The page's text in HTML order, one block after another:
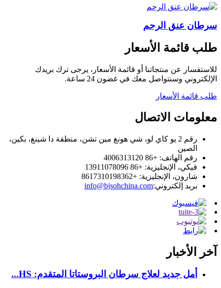
سرطان عنق الرحم
طلب قائمة الأسعار
للاستفسار عن منتجاتنا أو قائمة الأسعار، يرجى ترك بريدك
الإلكتروني وسنتواصل معك في غضون 24 ساعة.
طلب قائمة الأسعار
معلومات الاتصال
رقم 2 يو كاي لو، شي هونغ مين تشن، منطقة دا شينغ، بكين،
الصين
رقم الهاتف: +86 4006313120
فيكي، الإنجليزية: +86 13911078096
شارون، الإنجليزية: +8617310198362
بريد إلكتروني:info@bjsohchina.com
آخر الأخبار
أمل جديد لعلاج سرطان البروستاتا المتقدم: HS...